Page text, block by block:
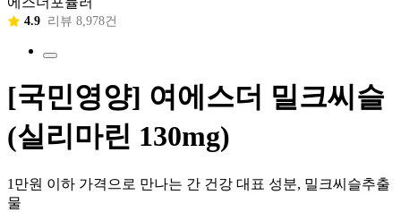
4.9 리뷰 8,978건
[국민영양] 여에스더 밀크씨슬
(실리마린 130mg)
1만원 이하 가격으로 만나는 간 건강 대표 성분, 밀크씨슬추출
물